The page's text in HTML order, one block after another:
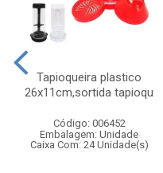
Tapioqueira plastico
26x11cm,sortida tapioqu
Código: 006452
Embalagem: Unidade
Caixa Com: 24 Unidade(s)